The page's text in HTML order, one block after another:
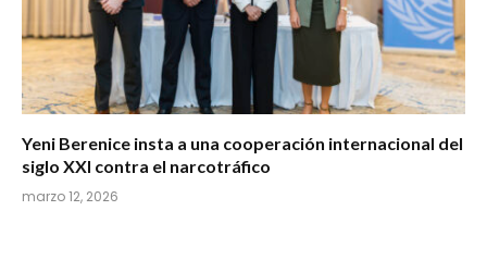
Yeni Berenice insta a una cooperación internacional del
siglo XXI contra el narcotráfico
marzo 12, 2026